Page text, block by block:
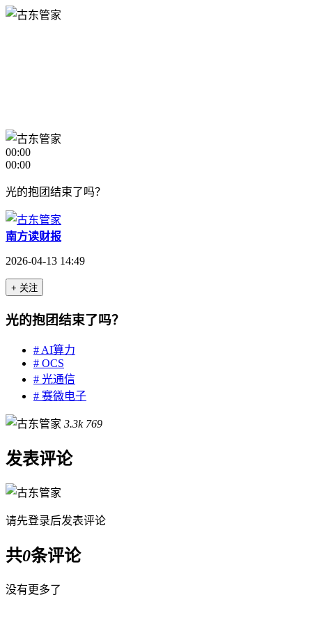
00:00
00:00
光的抱团结束了吗？
南方读财报
2026-04-13 14:49
+ 关注
光的抱团结束了吗？
# AI算力
# OCS
# 光通信
# 赛微电子
3.3k 769
发表评论
请先登录后发表评论
共0条评论
没有更多了